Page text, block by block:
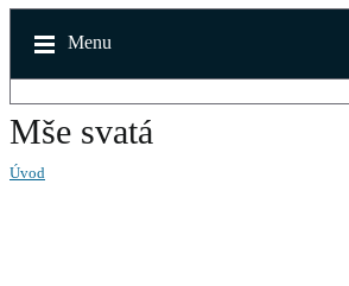
Menu
Mše svatá
Úvod